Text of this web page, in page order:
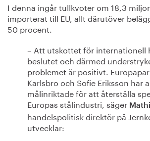
I denna ingår tullkvoter om 18,3
importerat till EU, allt därutöver
50 procent.
– Att utskottet för internationell
beslutet och därmed
problemet är positivt.
Karlsbro och Sofie Eriksson har
målinriktade för att återställa
Europas stålindustri, säger
handelspolitisk direktör på
utvecklar: